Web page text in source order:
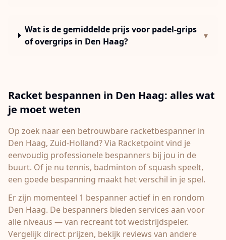
Wat is de gemiddelde prijs voor padel-grips
of overgrips in Den Haag?
▾
Racket bespannen in Den Haag: alles wat
je moet weten
Op zoek naar een betrouwbare racketbespanner in
Den Haag, Zuid-Holland? Via Racketpoint vind je
eenvoudig professionele bespanners bij jou in de
buurt. Of je nu tennis, badminton of squash speelt,
een goede bespanning maakt het verschil in je spel.
Er zijn momenteel 1 bespanner actief in en rondom
Den Haag. De bespanners bieden services aan voor
alle niveaus — van recreant tot wedstrijdspeler.
Vergelijk direct prijzen, bekijk reviews van andere